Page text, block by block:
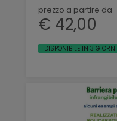
prezzo a partire da
€ 42,00
DISPONIBILE IN 3 GIORNI